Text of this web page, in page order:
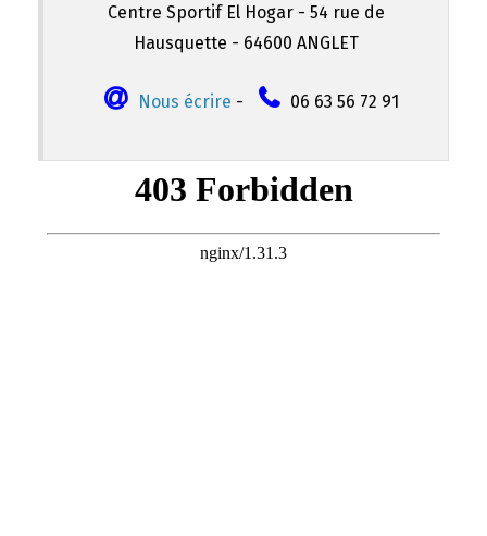
Centre Sportif El Hogar - 54 rue de
Hausquette - 64600 ANGLET
Nous écrire - 06 63 56 72 91